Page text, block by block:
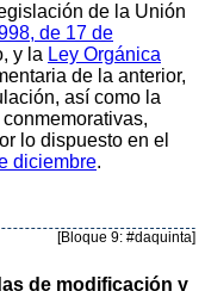
de la Unión
de 17 de
y la Ley Orgánica
de la anterior,
así como la
lo dispuesto en el
diciembre.
[Bloque 9: #daquinta]
de modificación y